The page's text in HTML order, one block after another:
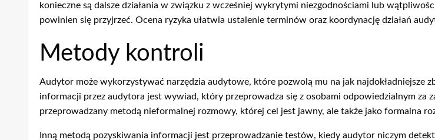
konieczne są dalsze działania w związku z wcześniej wykrytymi niezgodnościami lub
powinien się przyjrzeć. Ocena ryzyka ułatwia ustalenie terminów oraz koordynację działań
Metody kontroli
Audytor może wykorzystywać narzędzia audytowe, które pozwolą mu na jak najdokładniejsze
informacji przez audytora jest wywiad, który przeprowadza się z osobami odpowiedzialnym za
przeprowadzany metodą nieformalnej rozmowy, której cel jest jawny, ale także jako formalna
Inną metodą pozyskiwania informacji jest przeprowadzanie testów, kiedy audytor niczym